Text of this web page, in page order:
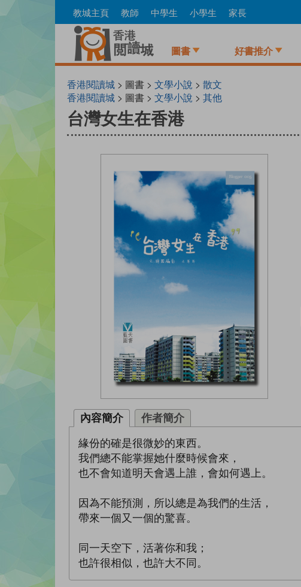
to
教城主頁 教師 中學生 小學生 家長
圖書 好書推介
香港閱讀城> 圖書 > 文學小說 > 散文
香港閱讀城> 圖書 > 文學小說 > 其他
台灣女生在香港
內容簡介 作者簡介
緣份的確是很微妙的東西。
我們總不能掌握她什麼時候會來，
也不會知道明天會遇上誰，會如何遇上。
因為不能預測，所以總是為我們的生活，
帶來一個又一個的驚喜。
同一天空下，活著你和我；
也許很相似，也許大不同。